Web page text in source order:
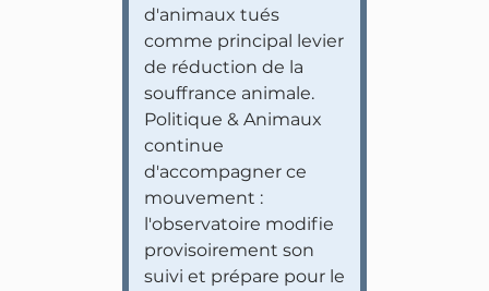
d'animaux tués
comme principal levier
de réduction de la
souffrance animale.
Politique & Animaux
continue
d'accompagner ce
mouvement :
l'observatoire modifie
provisoirement son
suivi et prépare pour le